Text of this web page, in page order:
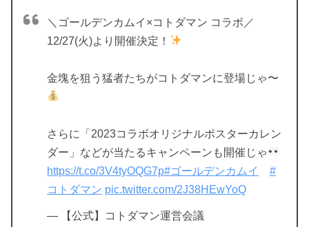
＼ゴールデンカムイ×コトダマン コラボ／
12/27(火)より開催決定！
金塊を狙う猛者たちがコトダマンに登場じゃ〜
さらに「2023コラボオリジナルポスターカレン
ダー」などが当たるキャンペーンも開催じゃ
https://t.co/3V4tyOQG7p#ゴールデンカムイ
#
コトダマン pic.twitter.com/2J38HEwYoQ
— 【公式】コトダマン運営会議